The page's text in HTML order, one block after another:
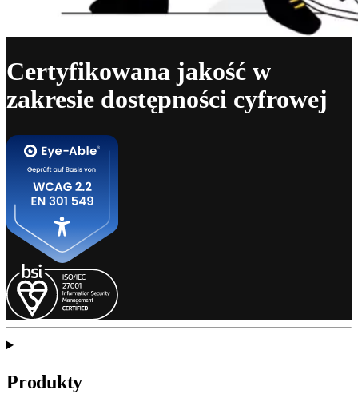
Certyfikowana jakość w
zakresie dostępności cyfrowej
Produkty